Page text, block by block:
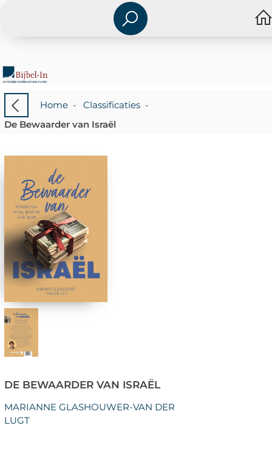
Home- Classificaties-
De Bewaarder van Israël
DE BEWAARDER VAN ISRAËL
MARIANNE GLASHOUWER-VAN DER
LUGT